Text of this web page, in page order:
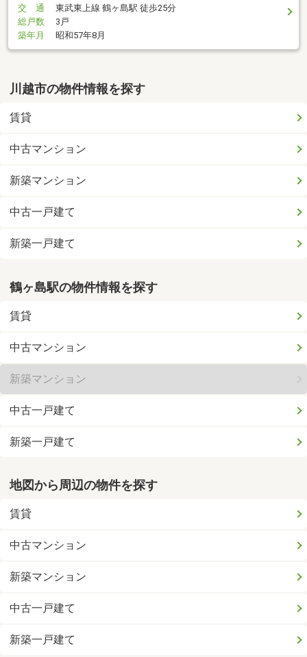
交 通
東武東上線 鶴ヶ島駅 徒歩25分
総戸数
3戸
築年月
昭和57年8月
川越市の物件情報を探す
賃貸
中古マンション
新築マンション
中古一戸建て
新築一戸建て
鶴ヶ島駅の物件情報を探す
賃貸
中古マンション
新築マンション
中古一戸建て
新築一戸建て
地図から周辺の物件を探す
賃貸
中古マンション
新築マンション
中古一戸建て
新築一戸建て